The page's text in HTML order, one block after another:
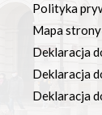
Polityka
Mapa strony
Deklaracja
Deklaracja
Deklaracja